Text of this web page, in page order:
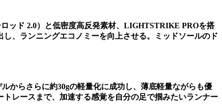
ッド 2.0）と低密度高反発素材、LIGHTSTRIKE PROを搭
、ランニングエコノミーを向上させる。ミッドソールのド
からさらに約30gの軽量化に成功し、薄底軽量ながらも優
レースまで、加速する感覚を自分の足で掴みたいランナー